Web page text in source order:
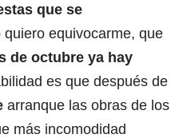
que se
quiero equivocarme, que
de octubre ya hay
es que después de
arranque las obras de los
más incomodidad